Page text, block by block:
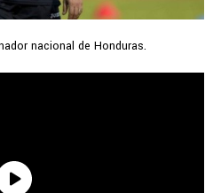
nacional de Honduras.